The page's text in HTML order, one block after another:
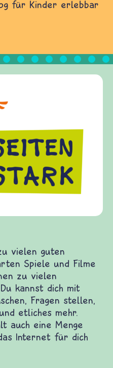
für Kinder erlebbar
Internet-Angebot für
das zu
Streit und
Austausch zu
frieden-
auf wichtige